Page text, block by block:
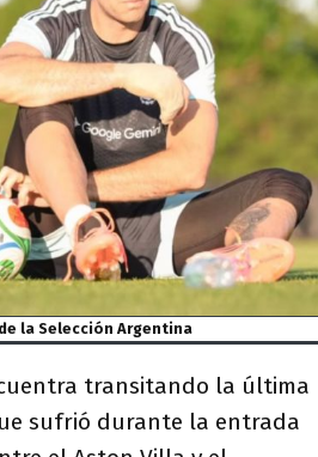
la Selección Argentina
transitando la última
sufrió durante la entrada